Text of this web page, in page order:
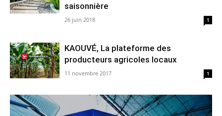
saisonnière
26 juin 2018 1
KAOUVÉ, La plateforme des
producteurs agricoles locaux
11 novembre 2017 1